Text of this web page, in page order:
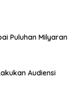
Puluhan Milyaran
Audiensi